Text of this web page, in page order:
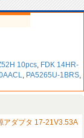
10pcs, FDK 14HR-
, PA5265U-1BRS,
アダプタ 17-21V3.53A